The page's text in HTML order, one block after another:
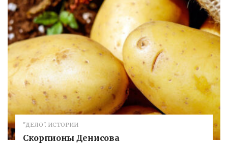
"ДЕЛО". ИСТОРИИ
Скорпионы Денисова